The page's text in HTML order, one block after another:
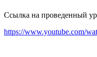
Ссылка на проведенный
https://www.youtube.com/